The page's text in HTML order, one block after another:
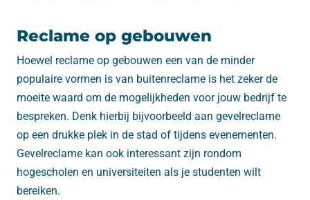
Reclame op gebouwen
Hoewel reclame op gebouwen een van de minder
populaire vormen is van buitenreclame is het zeker de
moeite waard om de mogelijkheden voor jouw bedrijf te
bespreken. Denk hierbij bijvoorbeeld aan gevelreclame
op een drukke plek in de stad of tijdens evenementen.
Gevelreclame kan ook interessant zijn rondom
hogescholen en universiteiten als je studenten wilt
bereiken.